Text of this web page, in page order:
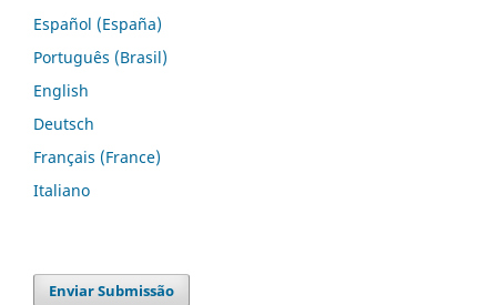
Español (España)
Português (Brasil)
English
Deutsch
Français (France)
Italiano
Enviar Submissão